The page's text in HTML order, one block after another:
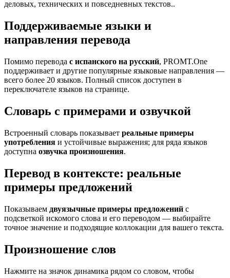
деловых, технических и повседневных текстов..
Поддерживаемые языки и
направления перевода
Помимо перевода с испанского на русский, PROMT.One
поддерживает и другие популярные языковые направления —
всего более 20 языков. Полный список доступен в
переключателе языков на странице.
Словарь с примерами и озвучкой
Встроенный словарь показывает реальные примеры
употребления и устойчивые выражения; для ряда языков
доступна озвучка произношения.
Перевод в контексте: реальные
примеры предложений
Показываем двуязычные примеры предложений с
подсветкой искомого слова и его переводом — выбирайте
точное значение и подходящие коллокации для вашего текста.
Произношение слов
Нажмите на значок динамика рядом со словом, чтобы